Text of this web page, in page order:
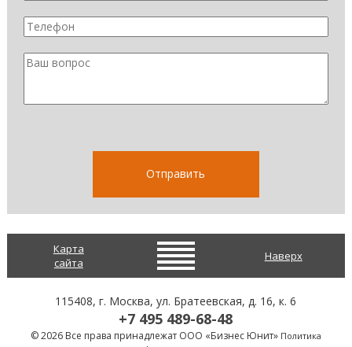
Карта
сайта
Наверх
115408, г. Москва,ул. Братеевская, д. 16, к. 6
+7 495 489-68-48
© 2026 Все права принадлежат ООО «Бизнес Юнит» Политика